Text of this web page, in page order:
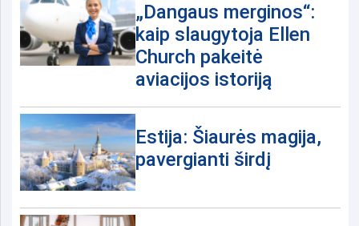
„Dangaus merginos“:
kaip slaugytoja Ellen
Church pakeitė
aviacijos istoriją
Estija: Šiaurės magija,
pavergianti širdį